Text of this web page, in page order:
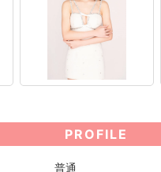
PROFILE
普通